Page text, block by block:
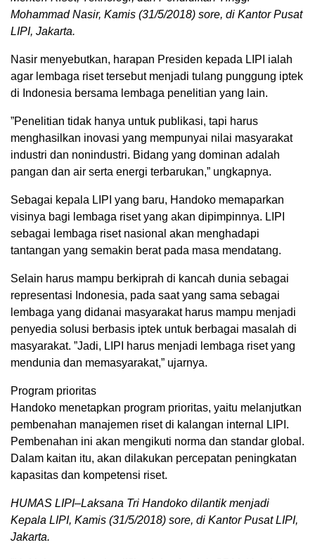
Mohammad Nasir, Kamis (31/5/2018) sore, di Kantor Pusat
LIPI, Jakarta.
Nasir menyebutkan, harapan Presiden kepada LIPI ialah
agar lembaga riset tersebut menjadi tulang punggung iptek
di Indonesia bersama lembaga penelitian yang lain.
”Penelitian tidak hanya untuk publikasi, tapi harus
menghasilkan inovasi yang mempunyai nilai masyarakat
industri dan nonindustri. Bidang yang dominan adalah
pangan dan air serta energi terbarukan,” ungkapnya.
Sebagai kepala LIPI yang baru, Handoko memaparkan
visinya bagi lembaga riset yang akan dipimpinnya. LIPI
sebagai lembaga riset nasional akan menghadapi
tantangan yang semakin berat pada masa mendatang.
Selain harus mampu berkiprah di kancah dunia sebagai
representasi Indonesia, pada saat yang sama sebagai
lembaga yang didanai masyarakat harus mampu menjadi
penyedia solusi berbasis iptek untuk berbagai masalah di
masyarakat. ”Jadi, LIPI harus menjadi lembaga riset yang
mendunia dan memasyarakat,” ujarnya.
Program prioritas
Handoko menetapkan program prioritas, yaitu melanjutkan
pembenahan manajemen riset di kalangan internal LIPI.
Pembenahan ini akan mengikuti norma dan standar global.
Dalam kaitan itu, akan dilakukan percepatan peningkatan
kapasitas dan kompetensi riset.
HUMAS LIPI–Laksana Tri Handoko dilantik menjadi
Kepala LIPI, Kamis (31/5/2018) sore, di Kantor Pusat LIPI,
Jakarta.